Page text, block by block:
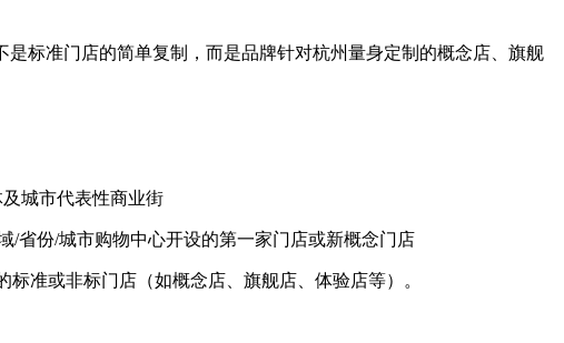
标准门店的简单复制，而是品牌针对杭州量身定制的概念店、旗舰
城市代表性商业街
/省份/城市购物中心开设的第一家门店或新概念门店
准或非标门店（如概念店、旗舰店、体验店等）。